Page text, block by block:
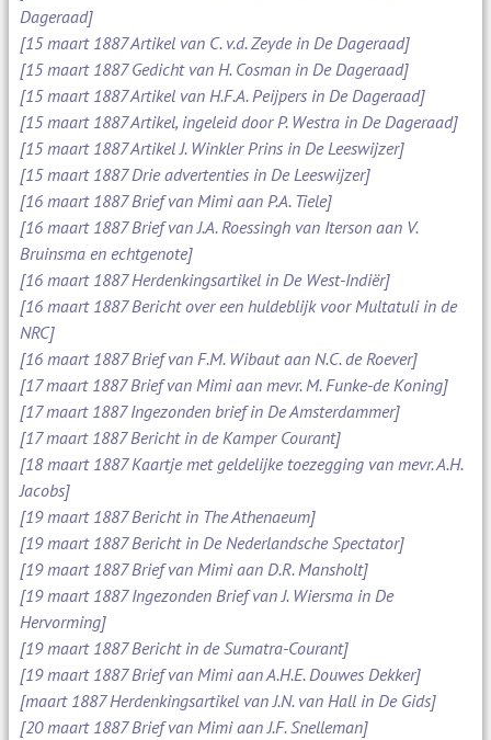
Dageraad]
[15 maart 1887 Artikel van C. v.d. Zeyde in De Dageraad]
[15 maart 1887 Gedicht van H. Cosman in De Dageraad]
[15 maart 1887 Artikel van H.F.A. Peijpers in De Dageraad]
[15 maart 1887 Artikel, ingeleid door P. Westra in De Dageraad]
[15 maart 1887 Artikel J. Winkler Prins in De Leeswijzer]
[15 maart 1887 Drie advertenties in De Leeswijzer]
[16 maart 1887 Brief van Mimi aan P.A. Tiele]
[16 maart 1887 Brief van J.A. Roessingh van Iterson aan V.
Bruinsma en echtgenote]
[16 maart 1887 Herdenkingsartikel in De West-Indiër]
[16 maart 1887 Bericht over een huldeblijk voor Multatuli in de
NRC]
[16 maart 1887 Brief van F.M. Wibaut aan N.C. de Roever]
[17 maart 1887 Brief van Mimi aan mevr. M. Funke-de Koning]
[17 maart 1887 Ingezonden brief in De Amsterdammer]
[17 maart 1887 Bericht in de Kamper Courant]
[18 maart 1887 Kaartje met geldelijke toezegging van mevr. A.H.
Jacobs]
[19 maart 1887 Bericht in The Athenaeum]
[19 maart 1887 Bericht in De Nederlandsche Spectator]
[19 maart 1887 Brief van Mimi aan D.R. Mansholt]
[19 maart 1887 Ingezonden Brief van J. Wiersma in De
Hervorming]
[19 maart 1887 Bericht in de Sumatra-Courant]
[19 maart 1887 Brief van Mimi aan A.H.E. Douwes Dekker]
[maart 1887 Herdenkingsartikel van J.N. van Hall in De Gids]
[20 maart 1887 Brief van Mimi aan J.F. Snelleman]